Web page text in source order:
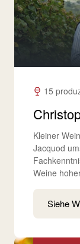
15
Kleiner
Jacquod
Weine
Siehe